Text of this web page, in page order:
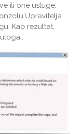
ili one usluge.
Upravitelja
Kao rezultat,